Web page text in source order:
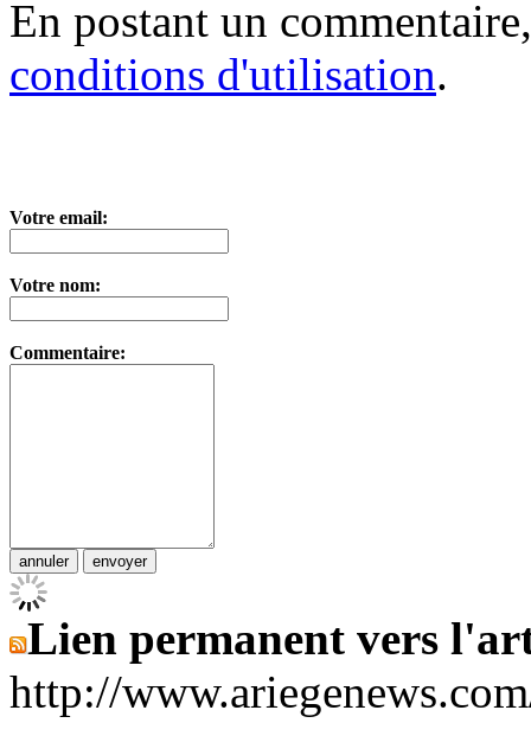
En postant un
conditions d'utilisation.
Votre email:
Votre nom:
Commentaire:
Lien permanent vers
http://